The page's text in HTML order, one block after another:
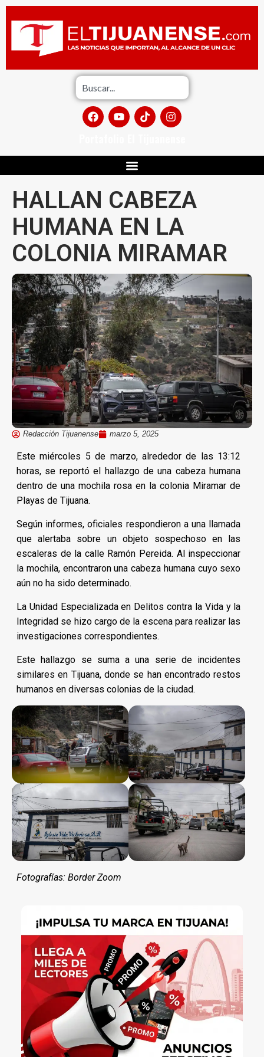
HALLAN CABEZA
HUMANA EN LA
COLONIA MIRAMAR
Redacción Tijuanense marzo 5, 2025
Este miércoles 5 de marzo, alrededor de las 13:12
horas, se reportó el hallazgo de una cabeza humana
dentro de una mochila rosa en la colonia Miramar de
Playas de Tijuana.
Según informes, oficiales respondieron a una llamada
que alertaba sobre un objeto sospechoso en las
escaleras de la calle Ramón Pereida. Al inspeccionar
la mochila, encontraron una cabeza humana cuyo sexo
aún no ha sido determinado.
La Unidad Especializada en Delitos contra la Vida y la
Integridad se hizo cargo de la escena para realizar las
investigaciones correspondientes.
Este hallazgo se suma a una serie de incidentes
similares en Tijuana, donde se han encontrado restos
humanos en diversas colonias de la ciudad.
Fotografías: Border Zoom